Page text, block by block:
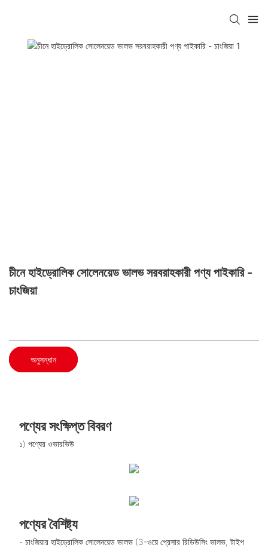
চীনে হাইড্রোলিক সোলেনয়েড ভালভ সরবরাহকারী পণ্য পাইকারি -
চাংজিয়া
অনুসন্ধান
পণ্যের সংক্ষিপ্ত বিবরণ
১) পণ্যের ওভারভিউ
পণ্যের বৈশিষ্ট্য
- চাংজিয়ার হাইড্রোলিক সোলেনয়েড ভালভ (3-ওয়ে প্রেসার রিডিউসিং ভালভ, টাইপ